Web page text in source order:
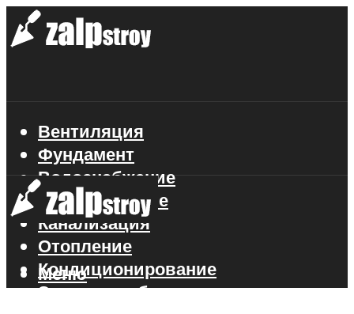
Вентиляция
Фундамент
Водоснабжение
Газоснабжение
Канализация
Отопление
Кондиционирование
Электроснабжение
Меню